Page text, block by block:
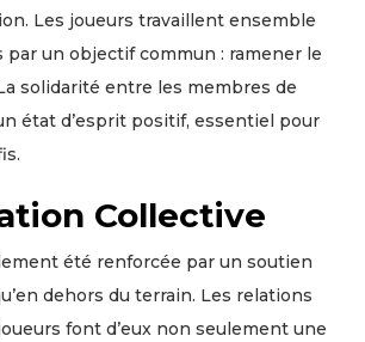
Les joueurs travaillent ensemble
par un objectif commun : ramener le
solidarité entre les membres de
état d’esprit positif, essentiel pour
Collective
été renforcée par un soutien
dehors du terrain. Les relations
font d’eux non seulement une